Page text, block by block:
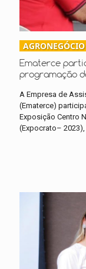
AGRONEGÓCIO
Ematerce
programação
A Empresa de
(Ematerce)
Exposição Centro
(Expocrato–